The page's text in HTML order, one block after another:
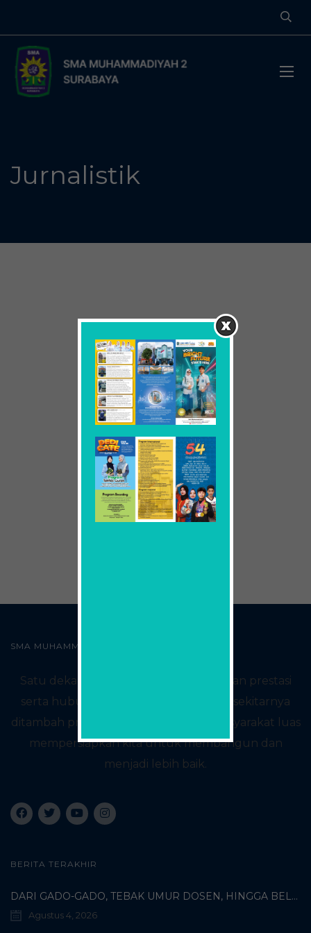
Jurnalistik
SMA MUHAMMADIYAH2 SURABAYA
Satu dekade yang kaya akan sejarah dan prestasi
serta hubungan baik dengan sekolah sekitarnya
ditambah proses konsultasi dengan masyarakat luas
mempersiapkan kita untuk membangun dan
menjadi lebih baik.
BERITA TERAKHIR
DARI GADO-GADO, TEBAK UMUR DOSEN, HINGGA BELI PECI MUHAMMADIYAH: TERUNGKAPNYA KISAH UNIK 3 MAHASISWA TURKI DI SMAMDA!
Agustus 4, 2026